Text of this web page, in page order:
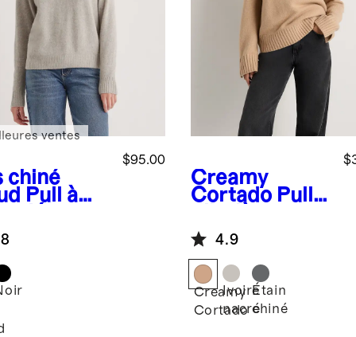
chiné
Pull à
de yak à
$95.00
ventes
Creamy
Cortado Pull à
quart en
cachemire
bébé de luxe
4.9
Creamy
Cortado
Ivoire
nacré
Étain
chiné